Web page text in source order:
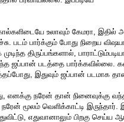
உலாவும் கேமரா, இதில்
படம் பார்க்கும் போது நிறைய
திருப்பங்களால்,
ஜப்பான் படத்தை பார்க்கவில்லை.
இதுவும் ஜப்பான் படமாக தான்
எனக்கு நரேன் தான் நினைவுக்கு
மூலம் வெளிக்காட்டி இருந்தார்.
எதுவானாலும் பிறகு செய்ய